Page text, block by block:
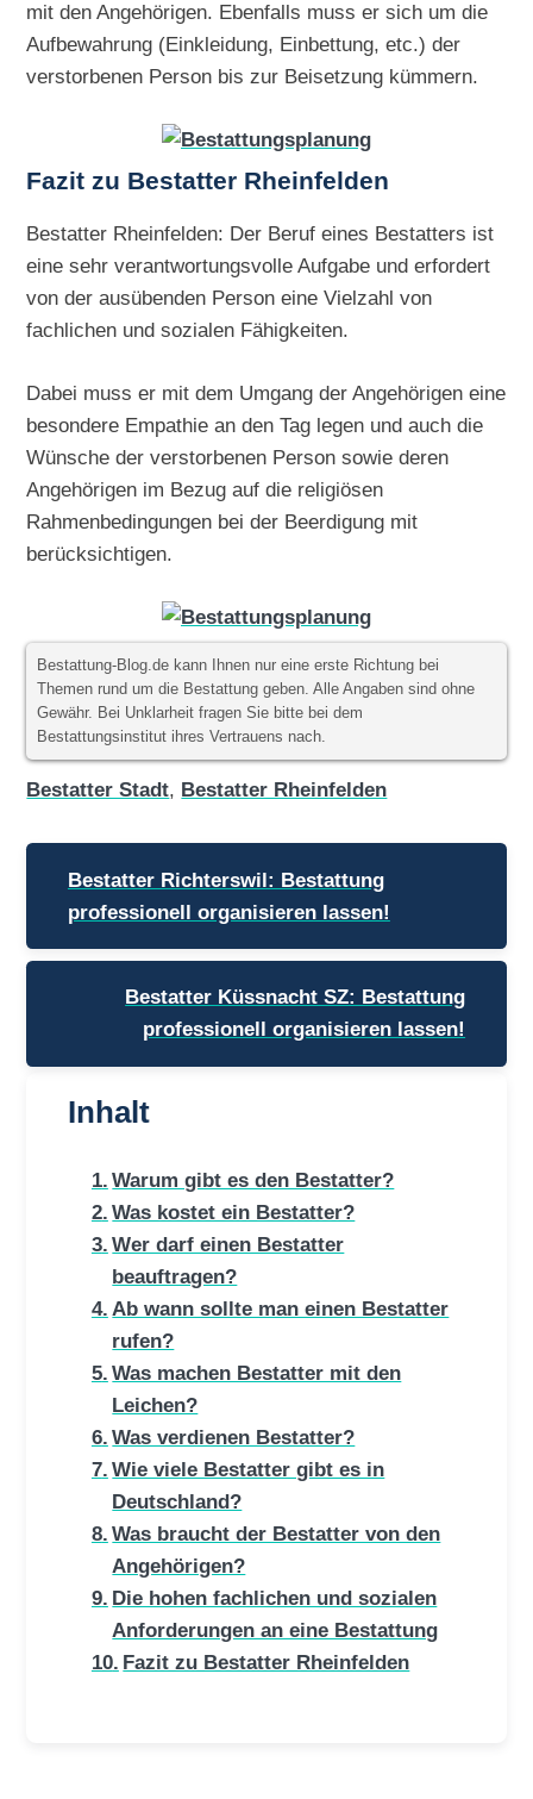
mit den Angehörigen. Ebenfalls muss er sich um die
Aufbewahrung (Einkleidung, Einbettung, etc.) der
verstorbenen Person bis zur Beisetzung kümmern.
Fazit zu Bestatter Rheinfelden
Bestatter Rheinfelden: Der Beruf eines Bestatters ist
eine sehr verantwortungsvolle Aufgabe und erfordert
von der ausübenden Person eine Vielzahl von
fachlichen und sozialen Fähigkeiten.
Dabei muss er mit dem Umgang der Angehörigen eine
besondere Empathie an den Tag legen und auch die
Wünsche der verstorbenen Person sowie deren
Angehörigen im Bezug auf die religiösen
Rahmenbedingungen bei der Beerdigung mit
berücksichtigen.
Bestattung-Blog.de kann Ihnen nur eine erste Richtung bei
Themen rund um die Bestattung geben. Alle Angaben sind ohne
Gewähr. Bei Unklarheit fragen Sie bitte bei dem
Bestattungsinstitut ihres Vertrauens nach.
Bestatter Stadt, Bestatter Rheinfelden
Beitragsnavigation
Bestatter Richterswil: Bestattung
professionell organisieren lassen!
Bestatter Küssnacht SZ: Bestattung
professionell organisieren lassen!
Inhalt
Warum gibt es den Bestatter?
Was kostet ein Bestatter?
Wer darf einen Bestatter
beauftragen?
Ab wann sollte man einen Bestatter
rufen?
Was machen Bestatter mit den
Leichen?
Was verdienen Bestatter?
Wie viele Bestatter gibt es in
Deutschland?
Was braucht der Bestatter von den
Angehörigen?
Die hohen fachlichen und sozialen
Anforderungen an eine Bestattung
Fazit zu Bestatter Rheinfelden